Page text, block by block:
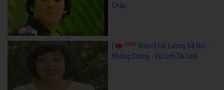
Châu
50837 Video] Cải Lương Xã Hội -
Không Chồng - Vũ Linh Tài Linh